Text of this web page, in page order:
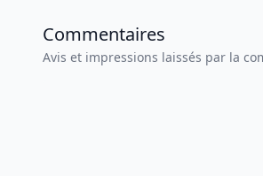
Commentaires
Avis et impressions laissés par la